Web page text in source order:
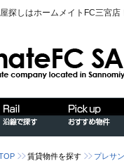
探しはホームメイトFC三宮
賃貸物件を探す プレサ